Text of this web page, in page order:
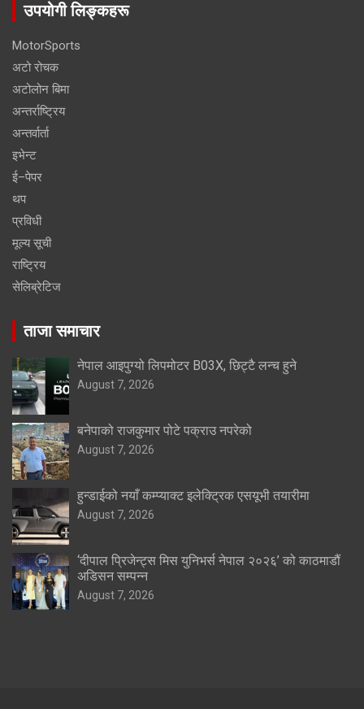
उपयोगी लिङ्कहरू
MotorSports
अटो रोचक
अटोलोन बिमा
अन्तर्राष्ट्रिय
अन्तर्वार्ता
इभेन्ट
ई–पेपर
थप
प्रविधी
मूल्य सूची
राष्ट्रिय
सेलिब्रेटिज
ताजा समाचार
नेपाल आइपुग्यो लिपमोटर B03X, छिट्टै लन्च हुने
August 7, 2026
बनेपाको राजकुमार पोटे पक्राउ नपरेको
August 7, 2026
हुन्डाईको नयाँ कम्प्याक्ट इलेक्ट्रिक एसयूभी तयारीमा
August 7, 2026
‘दीपाल प्रिजेन्ट्स मिस युनिभर्स नेपाल २०२६’ को काठमाडौं
अडिसन सम्पन्न
August 7, 2026